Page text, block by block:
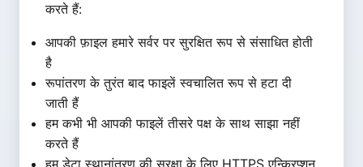
करते हैं:
आपकी फ़ाइल हमारे सर्वर पर सुरक्षित रूप से संसाधित होती
है
रूपांतरण के तुरंत बाद फाइलें स्वचालित रूप से हटा दी
जाती हैं
हम कभी भी आपकी फाइलें तीसरे पक्ष के साथ साझा नहीं
करते हैं
हम डेटा स्थानांतरण की सुरक्षा के लिए HTTPS एन्क्रिप्शन